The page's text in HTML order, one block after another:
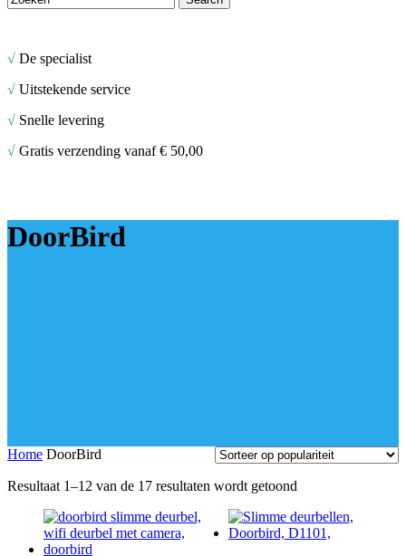
√ De specialist
√ Uitstekende service
√ Snelle levering
√ Gratis verzending vanaf € 50,00
DoorBird
Resultaat 1–12 van de 17 resultaten wordt getoond
populariteit
Home DoorBird